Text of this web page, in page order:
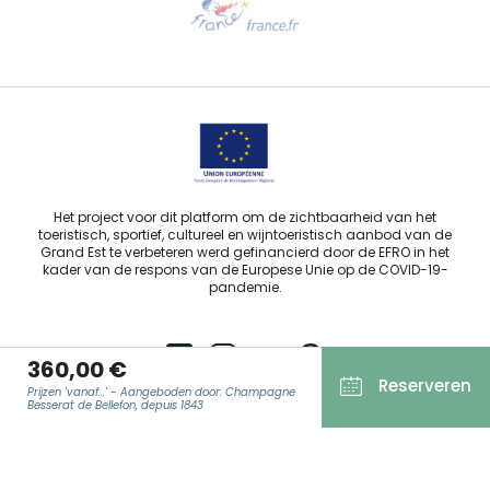
360,00 €
Prijzen 'vanaf...' - Aangeboden door: Champagne
Besserat de Bellefon, depuis 1843
Reserveren
Stuur ons een e-mail
Het project voor dit platform om de zichtbaarheid van het
toeristisch, sportief, cultureel en wijntoeristisch aanbod van de
Grand Est te verbeteren werd gefinancierd door de EFRO in het
kader van de respons van de Europese Unie op de COVID-19-
pandemie.
Agence Régionale du Tourisme Grand Est ©2026 - Alle rechten